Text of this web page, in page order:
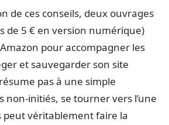
de ces conseils, deux ouvrages
de 5 € en version numérique)
pour accompagner les
et sauvegarder son site
pas à une simple
non-initiés, se tourner vers l’une
peut véritablement faire la